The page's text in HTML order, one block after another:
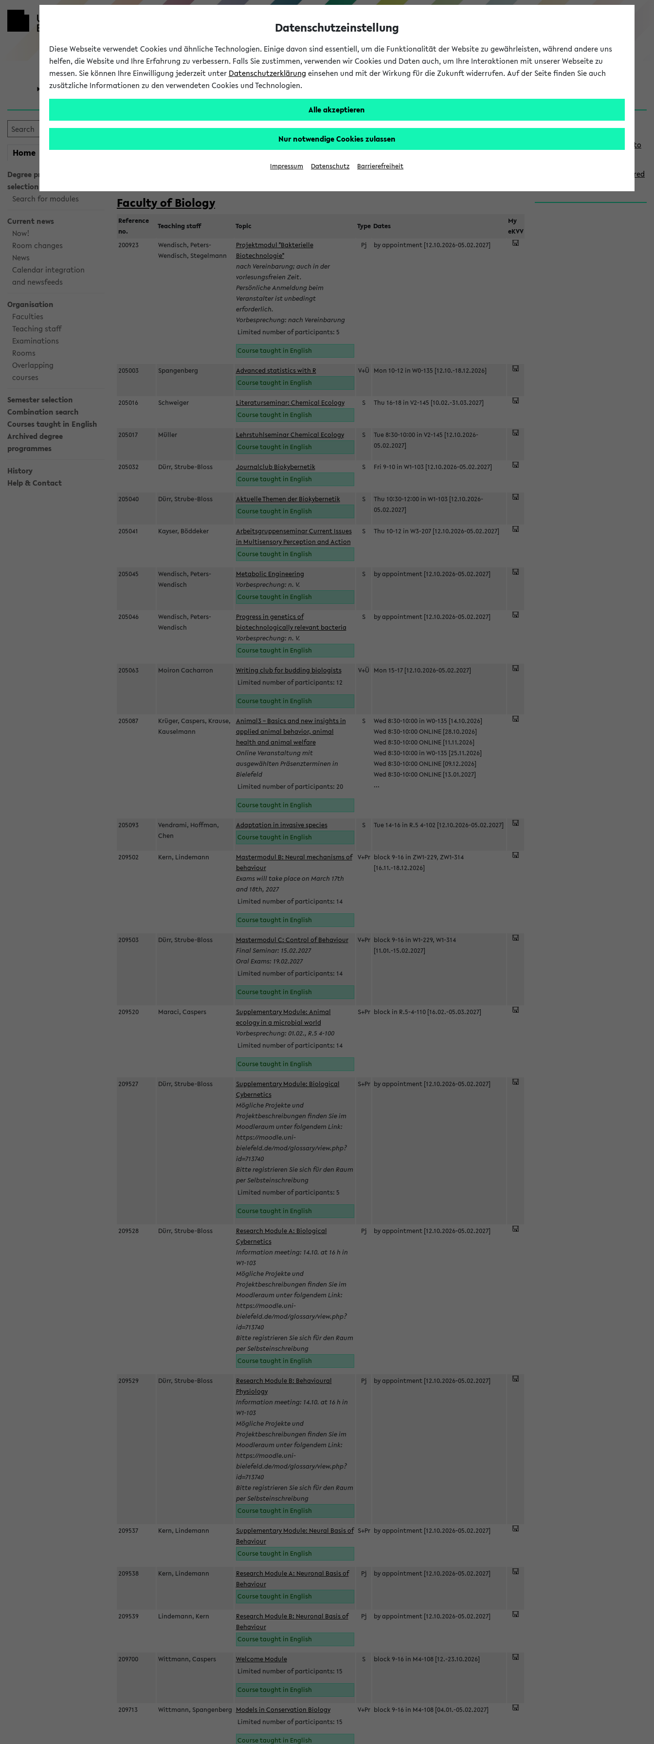
eKVV
University Research Studies
Home myeKVV
Degree programme
selection
Search for modules
Current news
Now!
Room changes
News
Calendar integration
and newsfeeds
Organisation
Faculties
Teaching staff
Examinations
Rooms
Overlapping
courses
Semester selection
Combination search
Courses taught in English
Archived degree
programmes
History
Help & Contact
Courses taught in English
Semester:
Faculty of Biology
Reference
no.
Teaching staff Topic Type Dates
My
eKVV
200923
Wendisch, Peters-
Wendisch, Stegelmann
Projektmodul "Bakterielle
Biotechnologie"
nach Vereinbarung; auch in der
vorlesungsfreien Zeit.
Persönliche Anmeldung beim
Veranstalter ist unbedingt
erforderlich.
Vorbesprechung: nach Vereinbarung
Limited number of participants: 5
Course taught in English
Pj by appointment [12.10.2026-05.02.2027]
205003 Spangenberg
Advanced statistics with R
Course taught in English
V+Ü Mon 10-12 in W0-135 [12.10.-18.12.2026]
205016 Schweiger
Literaturseminar: Chemical Ecology
Course taught in English
S Thu 16-18 in V2-145 [10.02.-31.03.2027]
205017 Müller
Lehrstuhlseminar Chemical Ecology
Course taught in English
S
Tue 8:30-10:00 in V2-145 [12.10.2026-
05.02.2027]
205032 Dürr, Strube-Bloss
Journalclub Biokybernetik
Course taught in English
S Fri 9-10 in W1-103 [12.10.2026-05.02.2027]
205040 Dürr, Strube-Bloss
Aktuelle Themen der Biokybernetik
Course taught in English
S
Thu 10:30-12:00 in W1-103 [12.10.2026-
05.02.2027]
205041 Kayser, Böddeker
Arbeitsgruppenseminar Current Issues
in Multisensory Perception and Action
Course taught in English
S Thu 10-12 in W3-207 [12.10.2026-05.02.2027]
205045
Wendisch, Peters-
Wendisch
Metabolic Engineering
Vorbesprechung: n. V.
Course taught in English
S by appointment [12.10.2026-05.02.2027]
205046
Wendisch, Peters-
Wendisch
Progress in genetics of
biotechnologically relevant bacteria
Vorbesprechung: n. V.
Course taught in English
S by appointment [12.10.2026-05.02.2027]
205063 Moiron Cacharron
Writing club for budding biologists
Limited number of participants: 12
Course taught in English
V+Ü Mon 15-17 [12.10.2026-05.02.2027]
205087
Krüger, Caspers, Krause,
Kauselmann
Animal3 – Basics and new insights in
applied animal behavior, animal
health and animal welfare
Online Veranstaltung mit
ausgewählten Präsenzterminen in
Bielefeld
Limited number of participants: 20
Course taught in English
S
Wed 8:30-10:00 in W0-135 [14.10.2026]
Wed 8:30-10:00 ONLINE [28.10.2026]
Wed 8:30-10:00 ONLINE [11.11.2026]
Wed 8:30-10:00 in W0-135 [25.11.2026]
Wed 8:30-10:00 ONLINE [09.12.2026]
Wed 8:30-10:00 ONLINE [13.01.2027]
...
205093
Vendrami, Hoffman,
Chen
Adaptation in invasive species
Course taught in English
S Tue 14-16 in R.5 4-102 [12.10.2026-05.02.2027]
209502 Kern, Lindemann
Mastermodul B: Neural mechanisms of
behaviour
Exams will take place on March 17th
and 18th, 2027
Limited number of participants: 14
Course taught in English
V+Pr block 9-16 in ZW1-229, ZW1-314
[16.11.-18.12.2026]
209503 Dürr, Strube-Bloss
Mastermodul C: Control of Behaviour
Final Seminar: 15.02.2027
Oral Exams: 19.02.2027
Limited number of participants: 14
Course taught in English
V+Pr block 9-16 in W1-229, W1-314
[11.01.-15.02.2027]
209520 Maraci, Caspers
Supplementary Module: Animal
ecology in a microbial world
Vorbesprechung: 01.02., R.5 4-100
Limited number of participants: 14
Course taught in English
S+Pr block in R.5-4-110 [16.02.-05.03.2027]
209527 Dürr, Strube-Bloss
Supplementary Module: Biological
Cybernetics
Mögliche Projekte und
Projektbeschreibungen finden Sie im
Moodleraum unter folgendem Link:
https://moodle.uni-
bielefeld.de/mod/glossary/view.php?
id=713740
Bitte registrieren Sie sich für den Raum
per Selbsteinschreibung
Limited number of participants: 5
Course taught in English
S+Pr by appointment [12.10.2026-05.02.2027]
209528 Dürr, Strube-Bloss
Research Module A: Biological
Cybernetics
Information meeting: 14.10. at 16 h in
W1-103
Mögliche Projekte und
Projektbeschreibungen finden Sie im
Moodleraum unter folgendem Link:
https://moodle.uni-
bielefeld.de/mod/glossary/view.php?
id=713740
Bitte registrieren Sie sich für den Raum
per Selbsteinschreibung
Course taught in English
Pj by appointment [12.10.2026-05.02.2027]
209529 Dürr, Strube-Bloss
Research Module B: Behavioural
Physiology
Information meeting: 14.10. at 16 h in
W1-103
Mögliche Projekte und
Projektbeschreibungen finden Sie im
Moodleraum unter folgendem Link:
https://moodle.uni-
bielefeld.de/mod/glossary/view.php?
id=713740
Bitte registrieren Sie sich für den Raum
per Selbsteinschreibung
Course taught in English
Pj by appointment [12.10.2026-05.02.2027]
209537 Kern, Lindemann
Supplementary Module: Neural Basis of
Behaviour
Course taught in English
S+Pr by appointment [12.10.2026-05.02.2027]
209538 Kern, Lindemann
Research Module A: Neuronal Basis of
Behaviour
Course taught in English
Pj by appointment [12.10.2026-05.02.2027]
209539 Lindemann, Kern
Research Module B: Neuronal Basis of
Behaviour
Course taught in English
Pj by appointment [12.10.2026-05.02.2027]
209700 Wittmann, Caspers
Welcome Module
Limited number of participants: 15
Course taught in English
S block 9-16 in M4-108 [12.-23.10.2026]
209713 Wittmann, Spangenberg Models in Conservation Biology
Limited number of participants: 15
Course taught in English
V+Pr block 9-16 in M4-108 [04.01.-05.02.2027]
S
d
Links
Use the combination search to
How to indicate courses offered
Datenschutzeinstellung
Diese Webseite verwendet Cookies und ähnliche Technologien. Einige davon sind essentiell, um die Funktionalität der Website zu gewährleisten, während andere uns
helfen, die Website und Ihre Erfahrung zu verbessern. Falls Sie zustimmen, verwenden wir Cookies und Daten auch, um Ihre Interaktionen mit unserer Webseite zu
messen. Sie können Ihre Einwilligung jederzeit unter Datenschutzerklärung einsehen und mit der Wirkung für die Zukunft widerrufen. Auf der Seite finden Sie auch
zusätzliche Informationen zu den verwendeten Cookies und Technologien.
Alle akzeptieren
Nur notwendige Cookies zulassen
Impressum Datenschutz Barrierefreiheit